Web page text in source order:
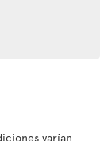
varían